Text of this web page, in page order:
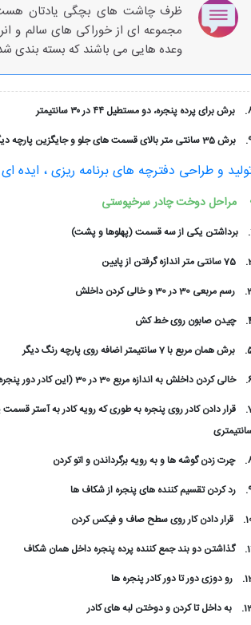
ظرف چاشت های بچگی یادتان
مجموعه ای از خوراکی های سالم و
وعده هایی می باشند که بسته بندی
برش برای پرده پنجره، دو مستطیل ۴۴ در ۳۰ سانتیمتر
برش 35 سانتی متر بالای قسمت های جلو و جایگزین پارچه دیگر
و طراحی دفترچه های برنامه ریزی ، ایده
مراحل دوخت چادر سرخپوستی
برداشتن یکی از سه قسمت (پهلوها و پشت)
75 سانتی متر اندازه گرفتن از پایین
رسم مربعی 30 در 30 و خالی کردن داخلش
چیدن صابون روی خط کش
برش همان مربع با 7 سانتیمتر اضافه روی پارچه رنگ دیگر
خالی کردن داخلش به اندازه مربع 30 در 30 (این کادر دور پنجره است.)
قرار دادن کادر روی پنجره به طوری که رویه کادر به آستر
چرت زدن گوشه ها و به رویه برگرداندن و اتو کردن
رد کردن تقسیم کننده های پنجره از شکاف ها
قرار دادن کار روی سطح صاف و فیکس کردن
گذاشتن دو بند جمع کننده پرده پنجره داخل همان شکاف
رو دوزی دور تا دور کادر پنجره ها
به داخل تا کردن و دوختن لبه های کادر